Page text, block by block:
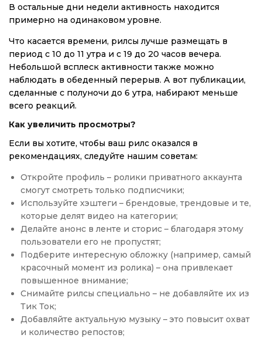
В остальные дни недели активность находится
примерно на одинаковом уровне.
Что касается времени, рилсы лучше размещать в
период с 10 до 11 утра и с 19 до 20 часов вечера.
Небольшой всплеск активности также можно
наблюдать в обеденный перерыв. А вот публикации,
сделанные с полуночи до 6 утра, набирают меньше
всего реакций.
Как увеличить просмотры?
Если вы хотите, чтобы ваш рилс оказался в
рекомендациях, следуйте нашим советам:
Откройте профиль – ролики приватного аккаунта
смогут смотреть только подписчики;
Используйте хэштеги – брендовые, трендовые и те,
которые делят видео на категории;
Делайте анонс в ленте и сторис – благодаря этому
пользователи его не пропустят;
Подберите интересную обложку (например, самый
красочный момент из ролика) – она привлекает
повышенное внимание;
Снимайте рилсы специально – не добавляйте их из
Тик Ток;
Добавляйте актуальную музыку – это повысит охват
и количество репостов;